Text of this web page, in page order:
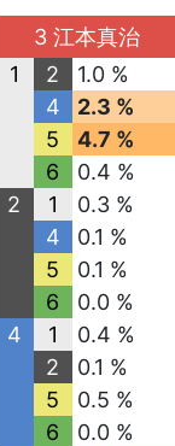
3 江本真治
1
2
1.0 %
4
2.3 %
5
4.7 %
6
0.4 %
2
1
0.3 %
4
0.1 %
5
0.1 %
6
0.0 %
4
1
0.4 %
2
0.1 %
5
0.5 %
6
0.0 %